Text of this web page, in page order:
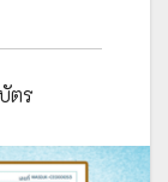
ตร